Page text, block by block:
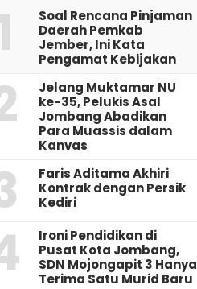
‎Soal Rencana Pinjaman
Daerah Pemkab
Jember, Ini Kata
Pengamat Kebijakan ‎
Jelang Muktamar NU
ke-35, Pelukis Asal
Jombang Abadikan
Para Muassis dalam
Kanvas
Faris Aditama Akhiri
Kontrak dengan Persik
Kediri
Ironi Pendidikan di
Pusat Kota Jombang,
SDN Mojongapit 3 Hanya
Terima Satu Murid Baru